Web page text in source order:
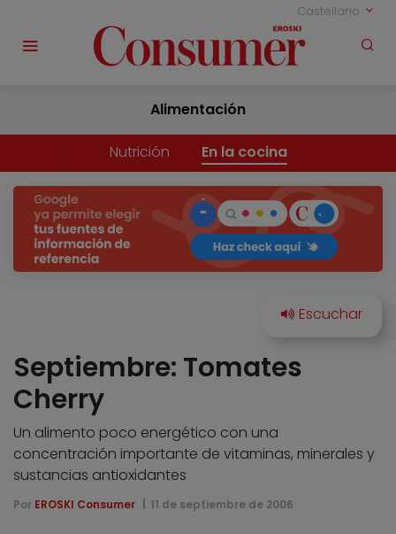
Castellano
Alimentación
Nutrición En la cocina
Septiembre: Tomates
Cherry
Un alimento poco energético con una
concentración importante de vitaminas, minerales y
sustancias antioxidantes
Por EROSKI Consumer 11 de septiembre de 2006